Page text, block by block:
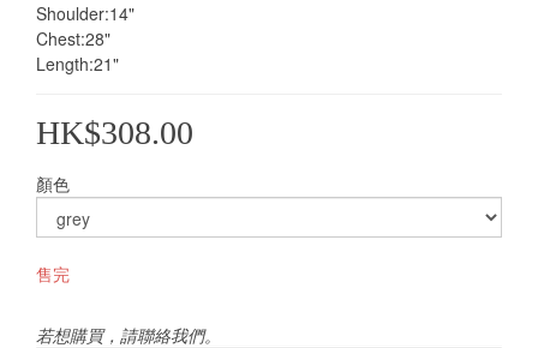
Shoulder:14"
Chest:28"
Length:21"
HK$308.00
顏色
售完
若想購買，請聯絡我們。